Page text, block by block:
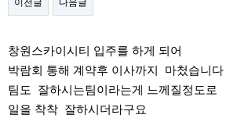
이전글 다음글
창원스카이시티 입주를 하게 되어
박람회 통해 계약후 이사까지 마첬습니다
팀도 잘하시는팀이라는게 느께질정도로
일을 착착 잘하시더라구요